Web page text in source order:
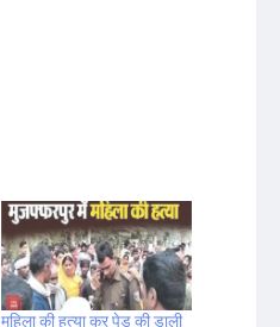
महिला की हत्या कर पेड़ की डाली